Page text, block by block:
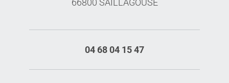
66800 SAILLAGOUSE
04 68 04 15 47